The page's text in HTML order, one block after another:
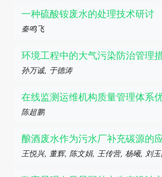
一种硫酸铵废水的处理技术研讨
秦鸣飞
环境工程中的大气污染防治管理
孙万诚, 于德涛
在线监测运维机构质量管理体系
陈超鹏
酿酒废水作为污水厂补充碳源的
王悦兴, 董辉, 陈文娟, 王传营, 杨曦, 刘